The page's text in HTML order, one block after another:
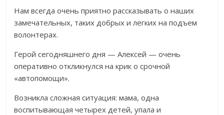
Нам всегда очень приятно рассказывать о наших
замечательных, таких добрых и легких на подъем
волонтерах.
Герой сегодняшнего дня — Алексей — очень
оперативно откликнулся на крик о срочной
«автопомощи».
Возникла сложная ситуация: мама, одна
воспитывающая четырех детей, упала и